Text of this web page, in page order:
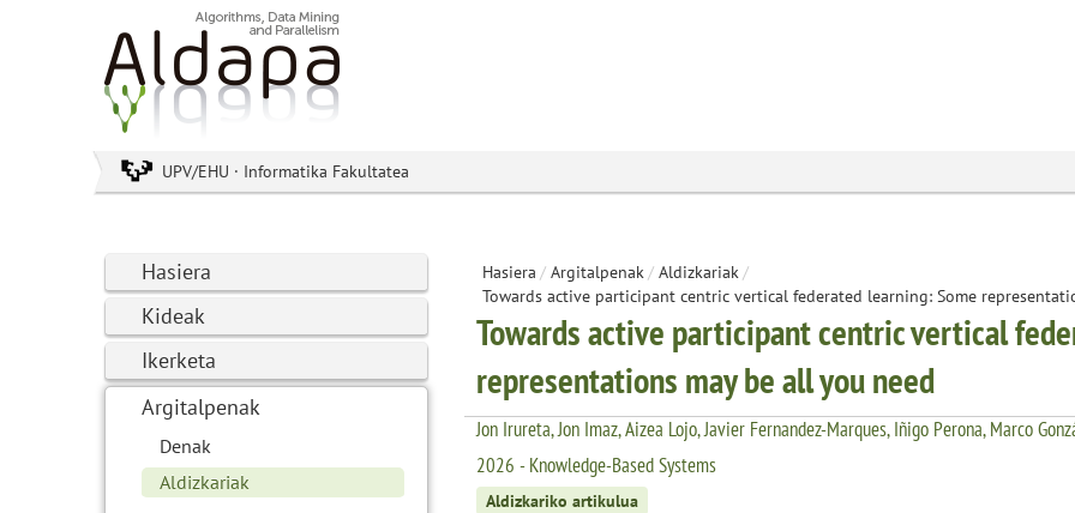
UPV/EHU · Informatika Fakultatea
Hasiera
Kideak
Ikerketa
Argitalpenak
Denak
Aldizkariak
Hasiera / Argitalpenak/ Aldizkariak/
Towards active participant centric vertical federated learning: Some
Towards active participant centric vertical
representations may be all you need
Jon Irureta, Jon Imaz, Aizea Lojo, Javier Fernandez-Marques, Iñigo Perona, Marco
2026 - Knowledge-Based Systems
Aldizkariko artikulua